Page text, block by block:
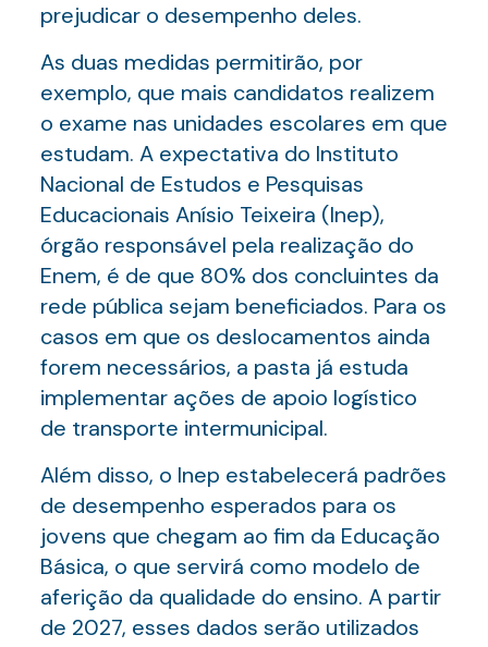
prejudicar o desempenho deles.
As duas medidas permitirão, por
exemplo, que mais candidatos realizem
o exame nas unidades escolares em que
estudam. A expectativa do Instituto
Nacional de Estudos e Pesquisas
Educacionais Anísio Teixeira (Inep),
órgão responsável pela realização do
Enem, é de que 80% dos concluintes da
rede pública sejam beneficiados. Para os
casos em que os deslocamentos ainda
forem necessários, a pasta já estuda
implementar ações de apoio logístico
de transporte intermunicipal.
Além disso, o Inep estabelecerá padrões
de desempenho esperados para os
jovens que chegam ao fim da Educação
Básica, o que servirá como modelo de
aferição da qualidade do ensino. A partir
de 2027, esses dados serão utilizados